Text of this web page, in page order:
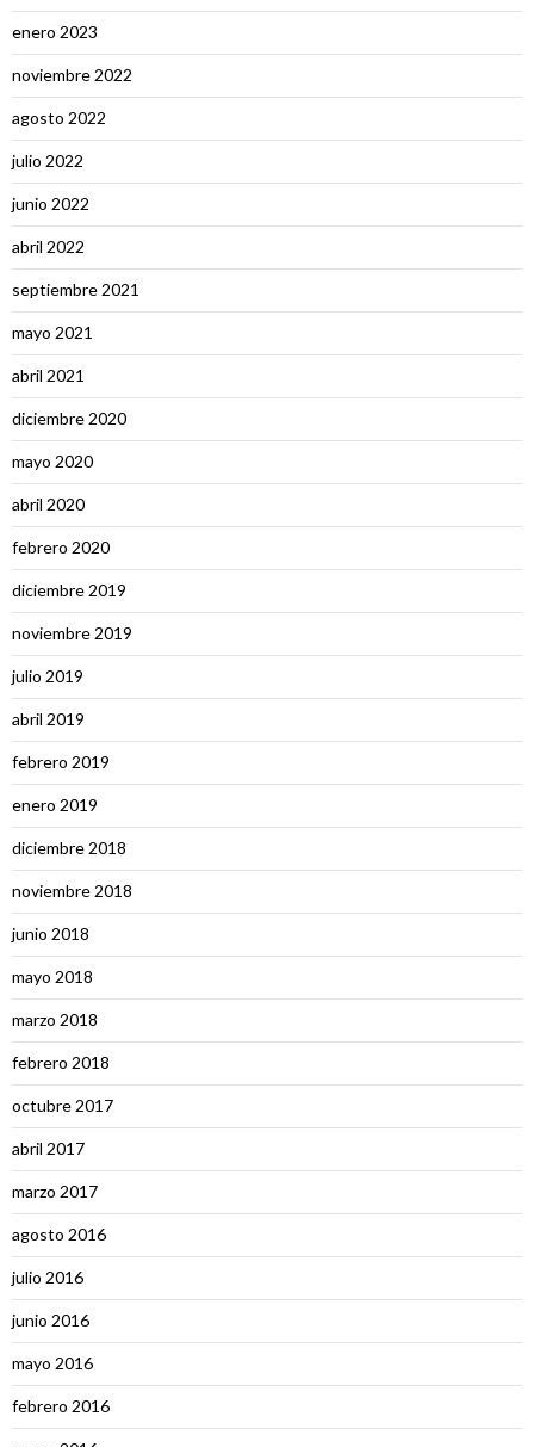
enero 2023
noviembre 2022
agosto 2022
julio 2022
junio 2022
abril 2022
septiembre 2021
mayo 2021
abril 2021
diciembre 2020
mayo 2020
abril 2020
febrero 2020
diciembre 2019
noviembre 2019
julio 2019
abril 2019
febrero 2019
enero 2019
diciembre 2018
noviembre 2018
junio 2018
mayo 2018
marzo 2018
febrero 2018
octubre 2017
abril 2017
marzo 2017
agosto 2016
julio 2016
junio 2016
mayo 2016
febrero 2016